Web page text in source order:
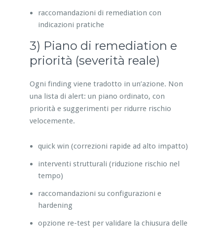
raccomandazioni di remediation con
indicazioni pratiche
3) Piano di remediation e
priorità (severità reale)
Ogni finding viene tradotto in un’azione. Non
una lista di alert: un piano ordinato, con
priorità e suggerimenti per ridurre rischio
velocemente.
quick win (correzioni rapide ad alto impatto)
interventi strutturali (riduzione rischio nel
tempo)
raccomandazioni su configurazioni e
hardening
opzione re-test per validare la chiusura delle